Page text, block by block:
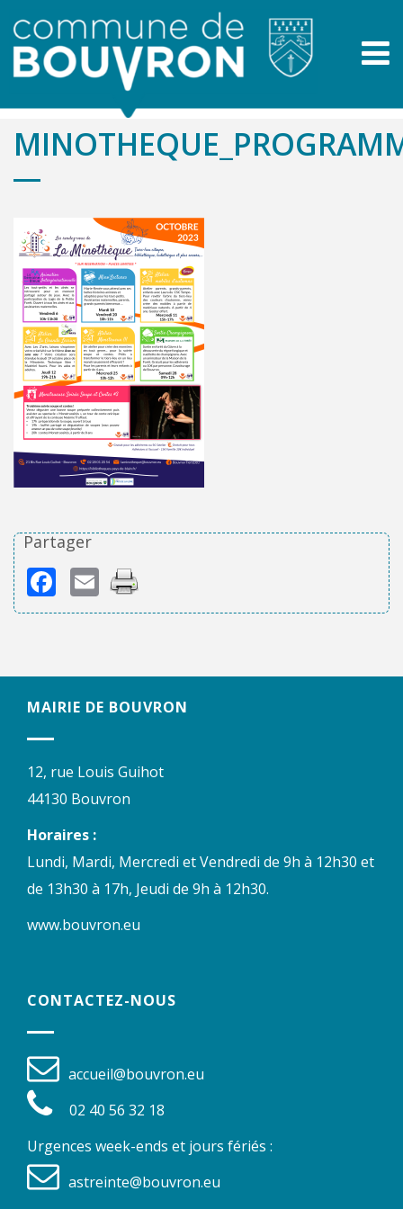
Partager
Facebook
Email
MAIRIE DE BOUVRON
12, rue Louis Guihot
44130 Bouvron
Horaires :
Lundi, Mardi, Mercredi et Vendredi de 9h à 12h30 et
de 13h30 à 17h, Jeudi de 9h à 12h30.
www.bouvron.eu
CONTACTEZ-NOUS
accueil@bouvron.eu
02 40 56 32 18
Urgences week-ends et jours fériés :
astreinte@bouvron.eu